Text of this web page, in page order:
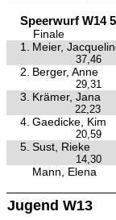
Speerwurf W14
Finale
1.
Meier,
37,46
2. Berger, Anne
29,31
3. Krämer, Jana
22,23
4. Gaedicke, Kim
20,59
5. Sust, Rieke
14,30
Mann, Elena
Jugend W13